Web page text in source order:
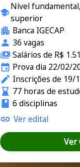
Nível
superior
Banca IGECAP
36 vagas
Salários de R$
Prova dia 22/02/
Inscrições de 19/
77 horas de
6 disciplinas
Ver edital
Ver